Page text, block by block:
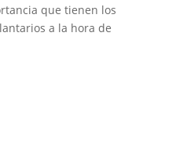
que tienen los
a la hora de